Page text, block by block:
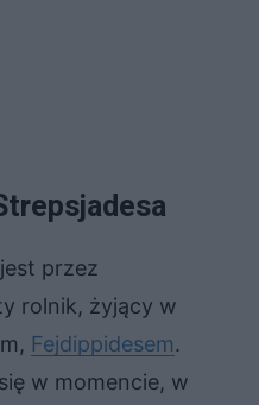
przez
rolnik, żyjący w
Fejdippidesem.
w momencie, w